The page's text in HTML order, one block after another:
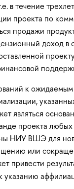
в течение
проекта по
продажи
доход
к ожидаемым
являться
проекта
НИУ ВШЭ для
или
привести
указанию